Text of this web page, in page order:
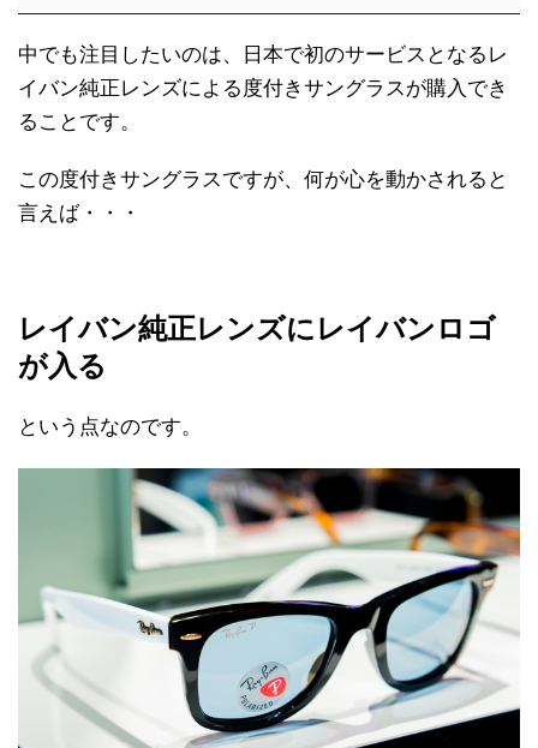
中でも注目したいのは、日本で初のサービスとなるレ
イバン純正レンズによる度付きサングラスが購入でき
ることです。
この度付きサングラスですが、何が心を動かされると
言えば・・・
レイバン純正レンズにレイバンロゴ
が入る
という点なのです。